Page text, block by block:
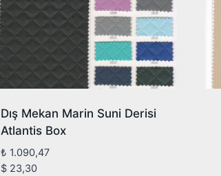
Dış Mekan Marin Suni Derisi
Atlantis Box
₺ 1.090,47
$ 23,30